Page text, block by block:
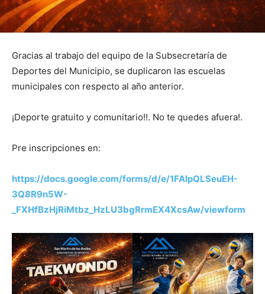
Gracias al trabajo del equipo de la Subsecretaría de
Deportes del Municipio, se duplicaron las escuelas
municipales con respecto al año anterior.
¡Deporte gratuito y comunitario!!. No te quedes afuera!.
Pre inscripciones en:
https://docs.google.com/forms/d/e/1FAIpQLSeuEH-
3Q8R9n5W-
_FXHfBzHjRiMtbz_HzLU3bgRrmEX4XcsAw/viewform